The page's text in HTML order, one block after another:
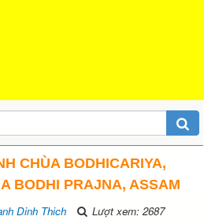
CHÙA BODHICARIYA,
BODHI PRAJNA, ASSAM
Dinh Thich Lượt xem: 2687